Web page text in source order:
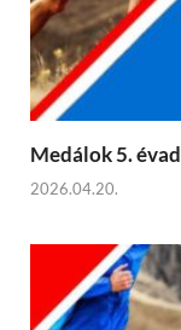
Medálok 5. évad
2026.04.20.